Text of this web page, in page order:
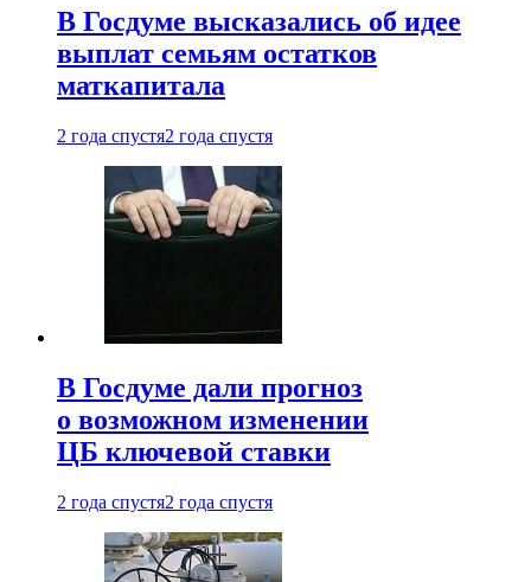
В Госдуме высказались об идее
выплат семьям остатков
маткапитала
2 года спустя2 года спустя
В Госдуме дали прогноз
о возможном изменении
ЦБ ключевой ставки
2 года спустя2 года спустя